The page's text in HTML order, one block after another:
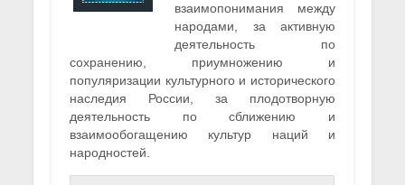
взаимопонимания между
народами, за активную
деятельность по
сохранению, приумножению и
популяризации культурного и исторического
наследия России, за плодотворную
деятельность по сближению и
взаимообогащению культур наций и
народностей.